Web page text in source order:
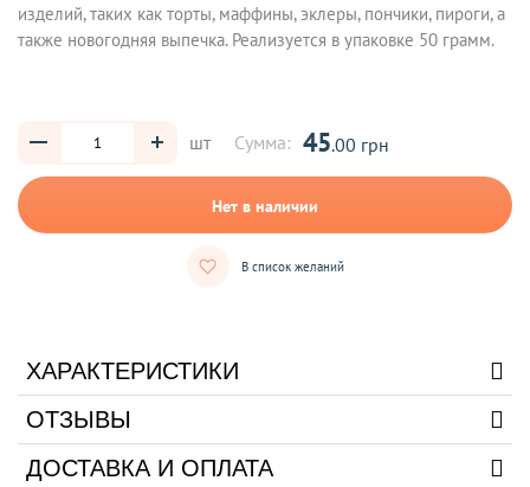
изделий, таких как торты, маффины, эклеры, пончики, пироги, а
также новогодняя выпечка. Реализуется в упаковке 50 грамм.
шт Сумма: 45.00 грн
Нет в наличии
В список желаний
ХАРАКТЕРИСТИКИ
ОТЗЫВЫ
ДОСТАВКА И ОПЛАТА